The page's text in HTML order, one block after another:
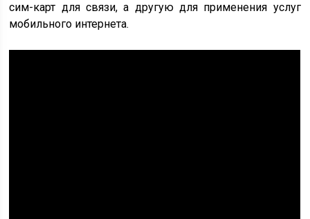
сим-карт для связи, а другую для применения услуг
мобильного интернета.